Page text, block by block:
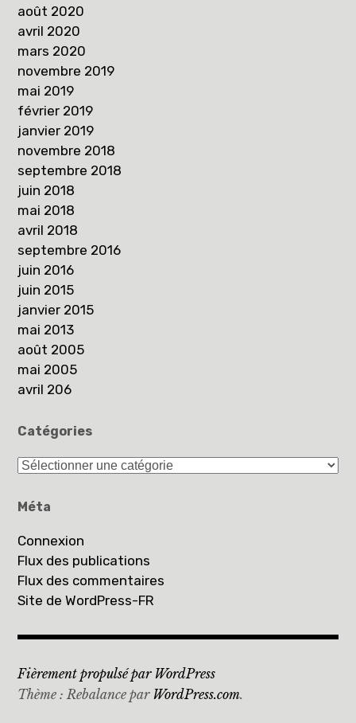
août 2020
avril 2020
mars 2020
novembre 2019
mai 2019
février 2019
janvier 2019
novembre 2018
septembre 2018
juin 2018
mai 2018
avril 2018
septembre 2016
juin 2016
juin 2015
janvier 2015
mai 2013
août 2005
mai 2005
avril 206
Catégories
Catégories
Méta
Connexion
Flux des publications
Flux des commentaires
Site de WordPress-FR
Fièrement propulsé par WordPress
Thème : Rebalance par WordPress.com.